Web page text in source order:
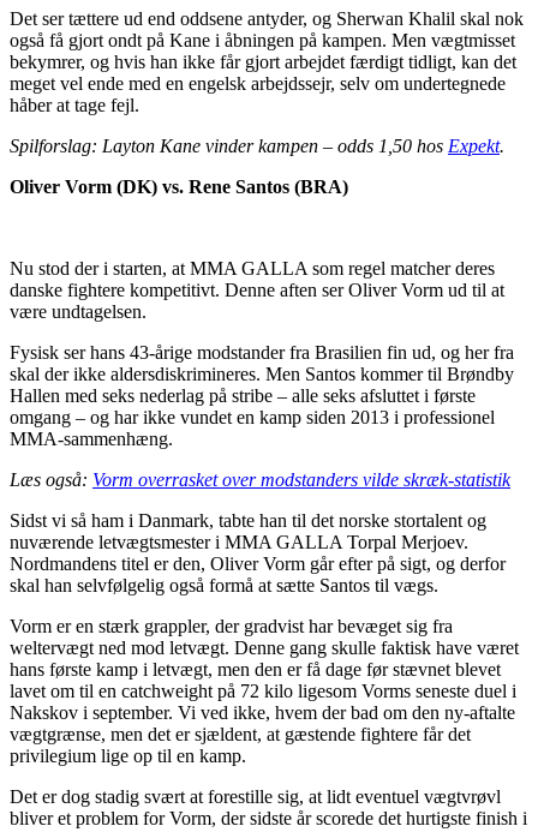
Det ser tættere ud end oddsene antyder, og Sherwan Khalil skal nok
også få gjort ondt på Kane i åbningen på kampen. Men vægtmisset
bekymrer, og hvis han ikke får gjort arbejdet færdigt tidligt, kan det
meget vel ende med en engelsk arbejdssejr, selv om undertegnede
håber at tage fejl.
Spilforslag: Layton Kane vinder kampen – odds 1,50 hos Expekt.
Oliver Vorm (DK) vs. Rene Santos (BRA)
Nu stod der i starten, at MMA GALLA som regel matcher deres
danske fightere kompetitivt. Denne aften ser Oliver Vorm ud til at
være undtagelsen.
Fysisk ser hans 43-årige modstander fra Brasilien fin ud, og her fra
skal der ikke aldersdiskrimineres. Men Santos kommer til Brøndby
Hallen med seks nederlag på stribe – alle seks afsluttet i første
omgang – og har ikke vundet en kamp siden 2013 i professionel
MMA-sammenhæng.
Læs også: Vorm overrasket over modstanders vilde skræk-statistik
Sidst vi så ham i Danmark, tabte han til det norske stortalent og
nuværende letvægtsmester i MMA GALLA Torpal Merjoev.
Nordmandens titel er den, Oliver Vorm går efter på sigt, og derfor
skal han selvfølgelig også formå at sætte Santos til vægs.
Vorm er en stærk grappler, der gradvist har bevæget sig fra
weltervægt ned mod letvægt. Denne gang skulle faktisk have været
hans første kamp i letvægt, men den er få dage før stævnet blevet
lavet om til en catchweight på 72 kilo ligesom Vorms seneste duel i
Nakskov i september. Vi ved ikke, hvem der bad om den ny-aftalte
vægtgrænse, men det er sjældent, at gæstende fightere får det
privilegium lige op til en kamp.
Det er dog stadig svært at forestille sig, at lidt eventuel vægtvrøvl
bliver et problem for Vorm, der sidste år scorede det hurtigste finish i